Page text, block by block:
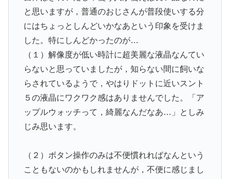
と思いますが，普通のおじさんが普段使いする分
にはちょっとしんどいかなあという印象を受けま
した。特にしんどかったのが…
（１）解像度が低い時計に超美麗な液晶なんてい
らないと思っていましたが，知らない間に飼いな
らされているようで，やはりドットに近いスント
５の液晶にワクワク感はありませんでした。「ア
ップルウォッチって，綺麗なんだなあ…」としみ
じみ思います。
（２）ボタン操作のみは不便慣れればなんという
こともないのかもしれませんが，不便に感じまし